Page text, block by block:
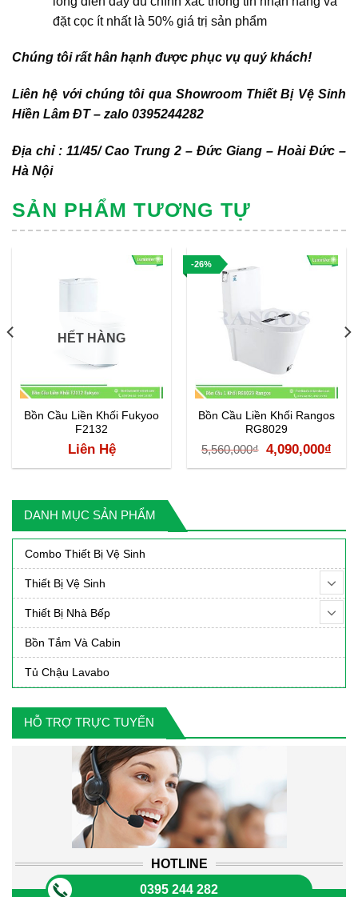
DANH MỤC SẢN PHẨM
Combo Thiết Bị Vệ Sinh
Thiết Bị Vệ Sinh
Thiết Bị Nhà Bếp
Bồn Tắm Và Cabin
Tủ Chậu Lavabo
HỖ TRỢ TRỰC TUYẾN
HOTLINE
0395 244 282
đặt cọc ít nhất là 50% giá trị sản phẩm
Chúng tôi rất hân hạnh được phục vụ quý khách!
Liên hệ với chúng tôi qua Showroom Thiết Bị Vệ Sinh
Hiền Lâm ĐT – zalo 0395244282
Địa chỉ : 11/45/ Cao Trung 2 – Đức Giang – Hoài Đức –
Hà Nội
SẢN PHẨM TƯƠNG TỰ
HẾT HÀNG
Bồn Cầu Liền Khối Fukyoo
F2132
Liên Hệ
-26%
Bồn Cầu Liền Khối Rangos
RG8029
5,560,000₫ Giá
gốc
4,090,000₫
hiện